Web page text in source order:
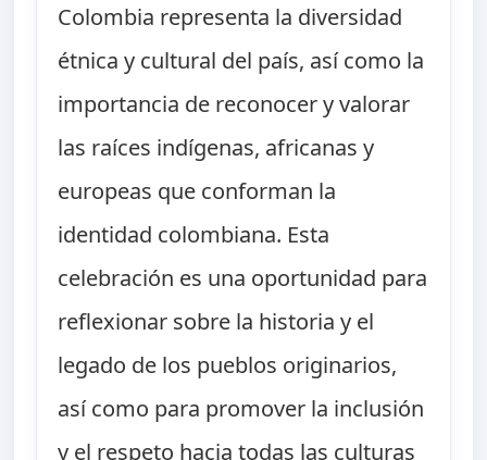
Colombia representa la diversidad
étnica y cultural del país, así como la
importancia de reconocer y valorar
las raíces indígenas, africanas y
europeas que conforman la
identidad colombiana. Esta
celebración es una oportunidad para
reflexionar sobre la historia y el
legado de los pueblos originarios,
así como para promover la inclusión
y el respeto hacia todas las culturas